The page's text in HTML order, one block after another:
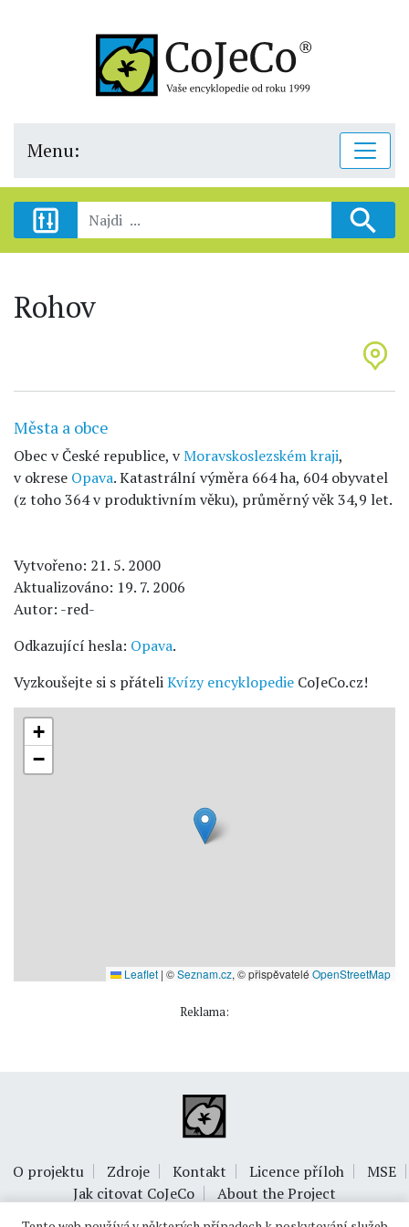
Menu:
Rohov
Města a obce
Obec v České republice, vMoravskoslezském kraji,
v okrese Opava. Katastrální výměra 664 ha, 604 obyvatel
(z toho 364 v produktivním věku), průměrný věk 34,9 let.
Vytvořeno: 21. 5. 2000
Aktualizováno: 19. 7. 2006
Autor: -red-
Odkazující hesla: Opava.
Vyzkoušejte si s přáteliKvízy encyklopedie CoJeCo.cz!
+
−
Leaflet | ©Seznam.cz, © přispěvatelé OpenStreetMap
Reklama:
O projektu Zdroje Kontakt Licence příloh
MSE
Jak citovat CoJeCo
About the Project